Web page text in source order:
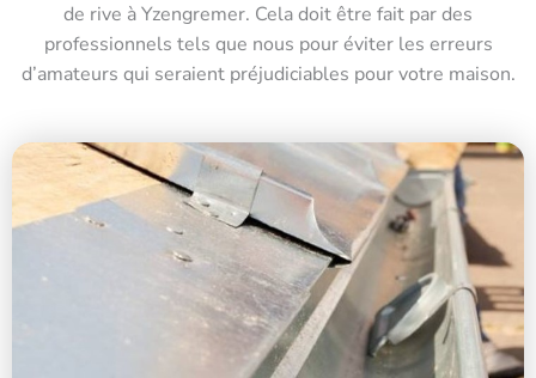
de rive à Yzengremer. Cela doit être fait par des
professionnels tels que nous pour éviter les erreurs
d’amateurs qui seraient préjudiciables pour votre maison.